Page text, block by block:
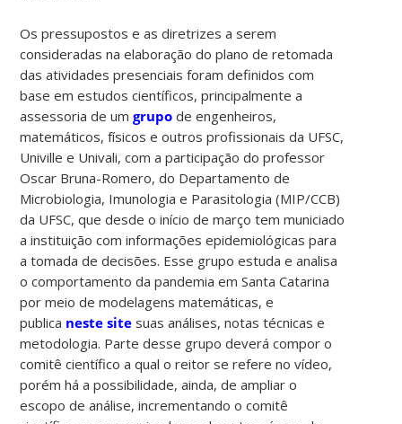
Os pressupostos e as diretrizes a serem
consideradas na elaboração do plano de retomada
das atividades presenciais foram definidos com
base em estudos científicos, principalmente a
assessoria de umgrupo de engenheiros,
matemáticos, físicos e outros profissionais da UFSC,
Univille e Univali, com a participação do professor
Oscar Bruna-Romero, do Departamento de
Microbiologia, Imunologia e Parasitologia (MIP/CCB)
da UFSC, que desde o início de março tem municiado
a instituição com informações epidemiológicas para
a tomada de decisões. Esse grupo estuda e analisa
o comportamento da pandemia em Santa Catarina
por meio de modelagens matemáticas, e
publica neste site suas análises, notas técnicas e
metodologia. Parte desse grupo deverá compor o
comitê científico a qual o reitor se refere no vídeo,
porém há a possibilidade, ainda, de ampliar o
escopo de análise, incrementando o comitê